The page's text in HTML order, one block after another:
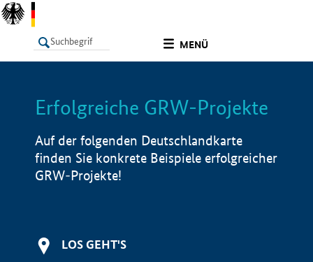
MENÜ
LISTE Info
Erfolgreiche GRW-Projekte
Auf der folgenden Deutschlandkarte
finden Sie konkrete Beispiele erfolgreicher
GRW-Projekte!
LOS GEHT'S